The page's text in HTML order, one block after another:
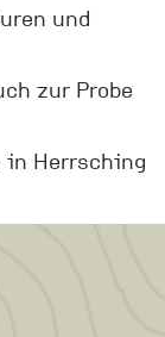
und
zur Probe
in Herrsching